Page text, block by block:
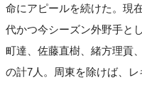
命にアピールを続けた。現
代かつ今シーズン外野手と
町達、佐藤直樹、緒方理貢
の計7人。周東を除けば、レ